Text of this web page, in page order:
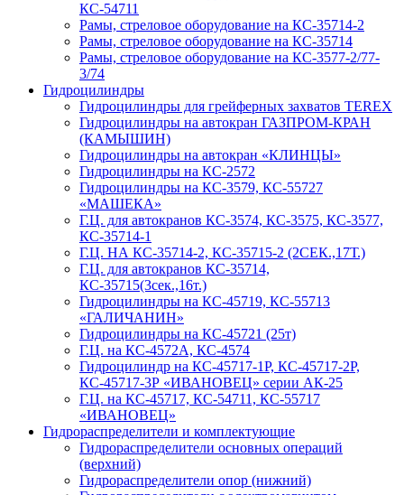
КС-54711
Рамы, стреловое оборудование на КС-35714-2
Рамы, стреловое оборудование на КС-35714
Рамы, стреловое оборудование на КС-3577-2/77-
3/74
Гидроцилиндры
Гидроцилиндры для грейферных захватов TEREX
Гидроцилиндры на автокран ГАЗПРОМ-КРАН
(КАМЫШИН)
Гидроцилиндры на автокран «КЛИНЦЫ»
Гидроцилиндры на КС-2572
Гидроцилиндры на КС-3579, КС-55727
«МАШЕКА»
Г.Ц. для автокранов КС-3574, КС-3575, КС-3577,
КС-35714-1
Г.Ц. НА КС-35714-2, КС-35715-2 (2СЕК.,17Т.)
Г.Ц. для автокранов КС-35714,
КС-35715(3сек.,16т.)
Гидроцилиндры на КС-45719, КС-55713
«ГАЛИЧАНИН»
Гидроцилиндры на КС-45721 (25т)
Г.Ц. на КС-4572А, КС-4574
Гидроцилиндр на КС-45717-1Р, КС-45717-2Р,
КС-45717-3Р «ИВАНОВЕЦ» серии АК-25
Г.Ц. на КС-45717, КС-54711, КС-55717
«ИВАНОВЕЦ»
Гидрораспределители и комплектующие
Гидрораспределители основных операций
(верхний)
Гидрораспределители опор (нижний)